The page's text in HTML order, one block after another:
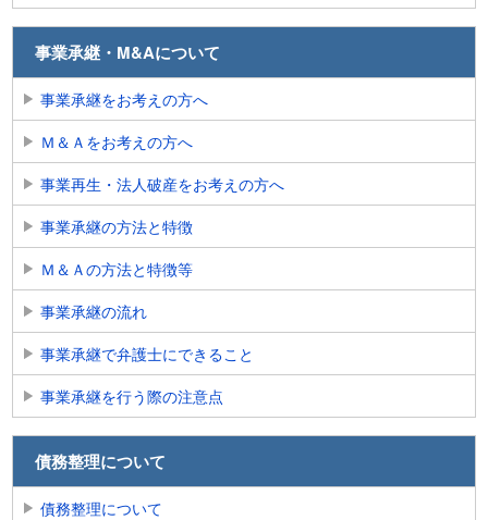
事業承継・M&Aについて
事業承継をお考えの方へ
Ｍ＆Ａをお考えの方へ
事業再生・法人破産をお考えの方へ
事業承継の方法と特徴
Ｍ＆Ａの方法と特徴等
事業承継の流れ
事業承継で弁護士にできること
事業承継を行う際の注意点
債務整理について
債務整理について